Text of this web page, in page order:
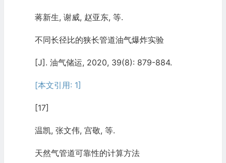
蒋新生, 谢威, 赵亚东, 等.
不同长径比的狭长管道油气爆炸实验
[J]. 油气储运, 2020, 39(8): 879-884.
[本文引用: 1]
[17]
温凯, 张文伟, 宫敬, 等.
天然气管道可靠性的计算方法